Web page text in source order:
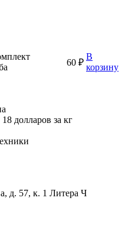
60 ₽
В
корзину
долларов за кг
д. 57, к. 1 Литера Ч